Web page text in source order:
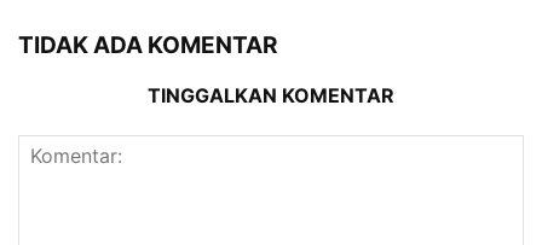
TIDAK ADA KOMENTAR
TINGGALKAN KOMENTAR